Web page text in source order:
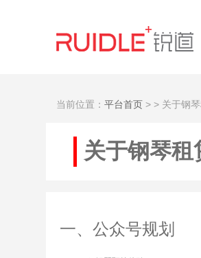
当前位置： 平台首页 > > 关于钢
关于钢琴
一、公众号规划